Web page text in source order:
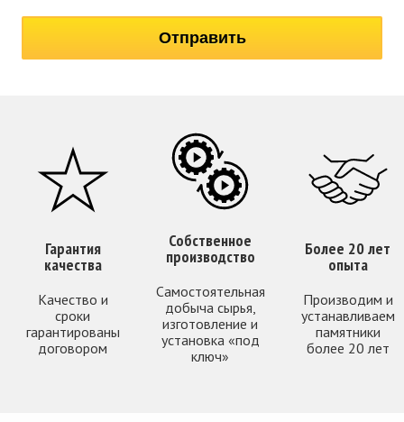
Гарантия
качества
Качество и
сроки
гарантированы
договором
Собственное
производство
Самостоятельная
добыча сырья,
изготовление и
установка «под
ключ»
Более 20 лет
опыта
Производим и
устанавливаем
памятники
более 20 лет